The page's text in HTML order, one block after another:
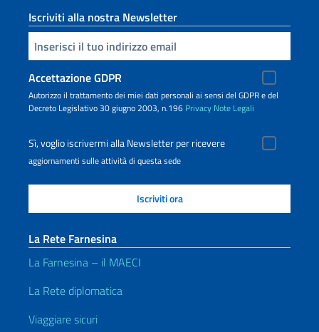
Iscriviti alla nostra Newsletter
Inserisci la tua email
Accettazione GDPR
Autorizzo il trattamento dei miei dati personali ai sensi del GDPR e del
Decreto Legislativo 30 giugno 2003, n.196 Privacy Note Legali
Sì, voglio iscrivermi alla Newsletter per ricevere
aggiornamenti sulle attività di questa sede
La Rete Farnesina
La Farnesina – il MAECI
La Rete diplomatica
Viaggiare sicuri